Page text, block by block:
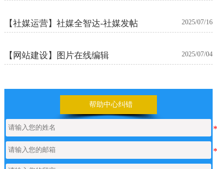
【社媒运营】社媒全智达-社媒发帖 2025/07/16
【网站建设】图片在线编辑 2025/07/04
帮助中心纠错